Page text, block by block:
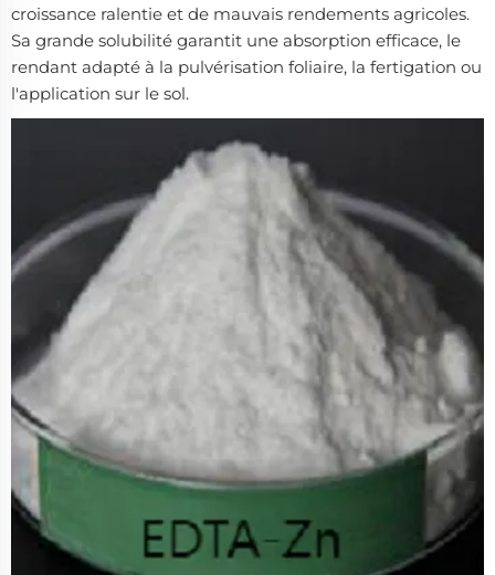
croissance ralentie et de mauvais rendements agricoles.
Sa grande solubilité garantit une absorption efficace, le
rendant adapté à la pulvérisation foliaire, la fertigation ou
l'application sur le sol.